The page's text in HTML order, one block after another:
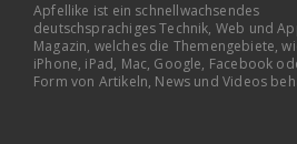
Apfellike ist ein schnellwachsendes
deutschsprachiges Technik, Web und
Magazin, welches die Themengebiete,
iPhone, iPad, Mac, Google, Facebook
Form von Artikeln, News und Videos